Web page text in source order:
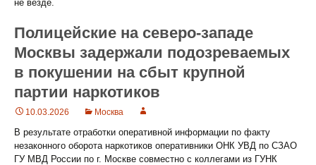
не везде.
Полицейские на северо-западе
Москвы задержали подозреваемых
в покушении на сбыт крупной
партии наркотиков
10.03.2026 Москва
В результате отработки оперативной информации по факту
незаконного оборота наркотиков оперативники ОНК УВД по СЗАО
ГУ МВД России по г. Москве совместно с коллегами из ГУНК